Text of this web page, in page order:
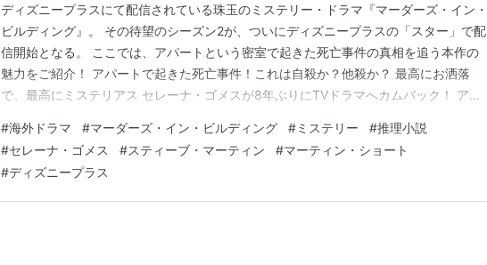
ディズニープラスにて配信されている珠玉のミステリー・ドラマ『マーダーズ・イン・
ビルディング』。 その待望のシーズン2が、ついにディズニープラスの「スター」で配
信開始となる。 ここでは、アパートという密室で起きた死亡事件の真相を追う本作の
魅力をご紹介！ アパートで起きた死亡事件！これは自殺か？他殺か？ 最高にお洒落
で、最高にミステリアス セレーナ・ゴメスが8年ぶりにTVドラマへカムバック！ アパ
イン・ビルディング』は、ハリウッドを代表するコメディアンのスティーブ・マーティ
ンが製作・脚本・主演を務めるTVド…
#海外ドラマ #マーダーズ・イン・ビルディング #ミステリー #推理小説
#セレーナ・ゴメス #スティーブ・マーティン #マーティン・ショート
#ディズニープラス